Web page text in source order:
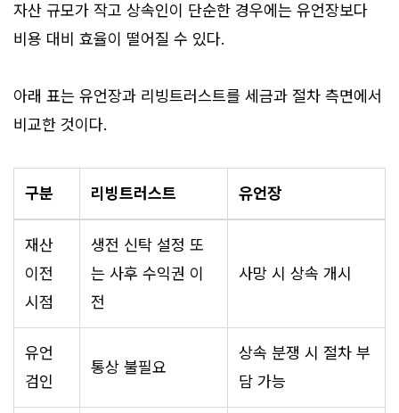
자산 규모가 작고 상속인이 단순한 경우에는 유언장보다
비용 대비 효율이 떨어질 수 있다.
아래 표는 유언장과 리빙트러스트를 세금과 절차 측면에서
비교한 것이다.
구분 리빙트러스트 유언장
재산
이전
시점
생전 신탁 설정 또
는 사후 수익권 이
전
사망 시 상속 개시
유언
검인
통상 불필요
상속 분쟁 시 절차 부
담 가능